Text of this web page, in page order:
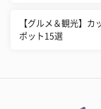
【グルメ＆観光】カ
ポット15選